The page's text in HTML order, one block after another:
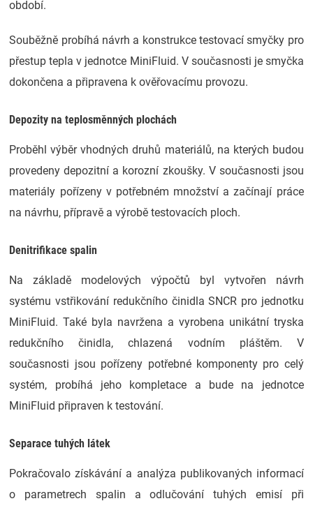
období.
Souběžně probíhá návrh a konstrukce testovací smyčky pro
přestup tepla v jednotce MiniFluid. V současnosti je smyčka
dokončena a připravena k ověřovacímu provozu.
Depozity na teplosměnných plochách
Proběhl výběr vhodných druhů materiálů, na kterých budou
provedeny depozitní a korozní zkoušky. V současnosti jsou
materiály pořízeny v potřebném množství a začínají práce
na návrhu, přípravě a výrobě testovacích ploch.
Denitrifikace spalin
Na základě modelových výpočtů byl vytvořen návrh
systému vstřikování redukčního činidla SNCR pro jednotku
MiniFluid. Také byla navržena a vyrobena unikátní tryska
redukčního činidla, chlazená vodním pláštěm. V
současnosti jsou pořízeny potřebné komponenty pro celý
systém, probíhá jeho kompletace a bude na jednotce
MiniFluid připraven k testování.
Separace tuhých látek
Pokračovalo získávání a analýza publikovaných informací
o parametrech spalin a odlučování tuhých emisí při